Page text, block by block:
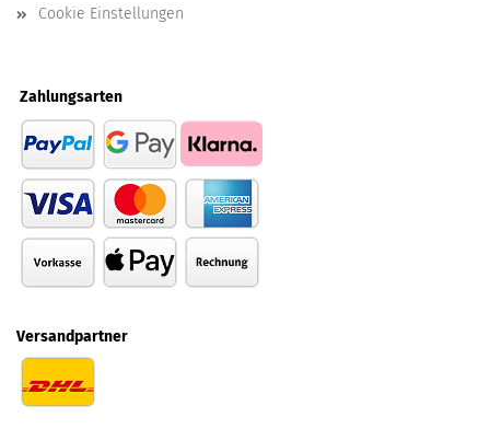
Cookie Einstellungen
Zahlungsarten
Versandpartner